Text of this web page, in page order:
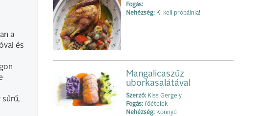
a
és
Fogás:
Nehézség: Ki kell próbálnia!
Mangalicaszűz
uborkasalátával
Szerző: Kiss Gergely
Fogás: főételek
Nehézség: Könnyű